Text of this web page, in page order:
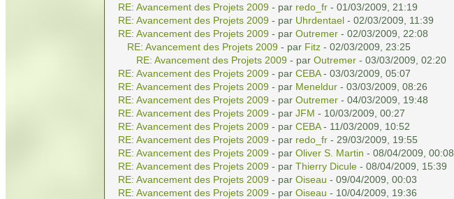
RE: Avancement des Projets 2009 - par redo_fr- 01/03/2009, 21:19
RE: Avancement des Projets 2009 - par Uhrdentael- 02/03/2009, 11:39
RE: Avancement des Projets 2009 - par Outremer- 02/03/2009, 22:08
RE: Avancement des Projets 2009 - par Fitz- 02/03/2009, 23:25
RE: Avancement des Projets 2009 - par Outremer- 03/03/2009, 02:20
RE: Avancement des Projets 2009 - par CEBA- 03/03/2009, 05:07
RE: Avancement des Projets 2009 - par Meneldur- 03/03/2009, 08:26
RE: Avancement des Projets 2009 - par Outremer- 04/03/2009, 19:48
RE: Avancement des Projets 2009 - par JFM - 10/03/2009, 00:27
RE: Avancement des Projets 2009 - par CEBA- 11/03/2009, 10:52
RE: Avancement des Projets 2009 - par redo_fr- 29/03/2009, 19:55
RE: Avancement des Projets 2009 - par Oliver S. Martin - 08/04/2009, 00:08
RE: Avancement des Projets 2009 - par Thierry Dicule- 08/04/2009, 15:39
RE: Avancement des Projets 2009 - par Oiseau - 09/04/2009, 00:03
RE: Avancement des Projets 2009 - par Oiseau - 10/04/2009, 19:36